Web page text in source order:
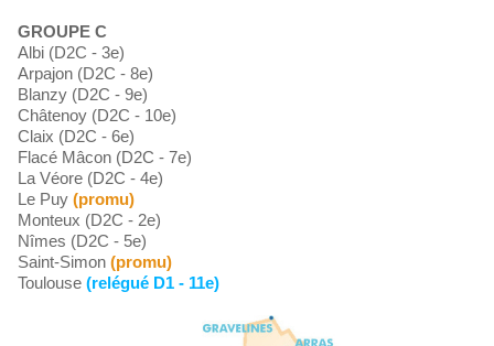
GROUPE C
Albi (D2C - 3e)
Arpajon (D2C - 8e)
Blanzy (D2C - 9e)
Châtenoy (D2C - 10e)
Claix (D2C - 6e)
Flacé Mâcon (D2C - 7e)
La Véore (D2C - 4e)
Le Puy (promu)
Monteux (D2C - 2e)
Nîmes (D2C - 5e)
Saint-Simon (promu)
Toulouse (relégué D1 - 11e)